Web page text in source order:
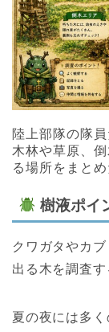
陸上部隊の隊
木林や草原、
る場所をまと
樹液ポイ
クワガタやカ
出る木を調査す
夏の夜には多